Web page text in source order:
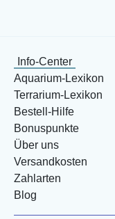
Info-Center
Aquarium-Lexikon
Terrarium-Lexikon
Bestell-Hilfe
Bonuspunkte
Über uns
Versandkosten
Zahlarten
Blog